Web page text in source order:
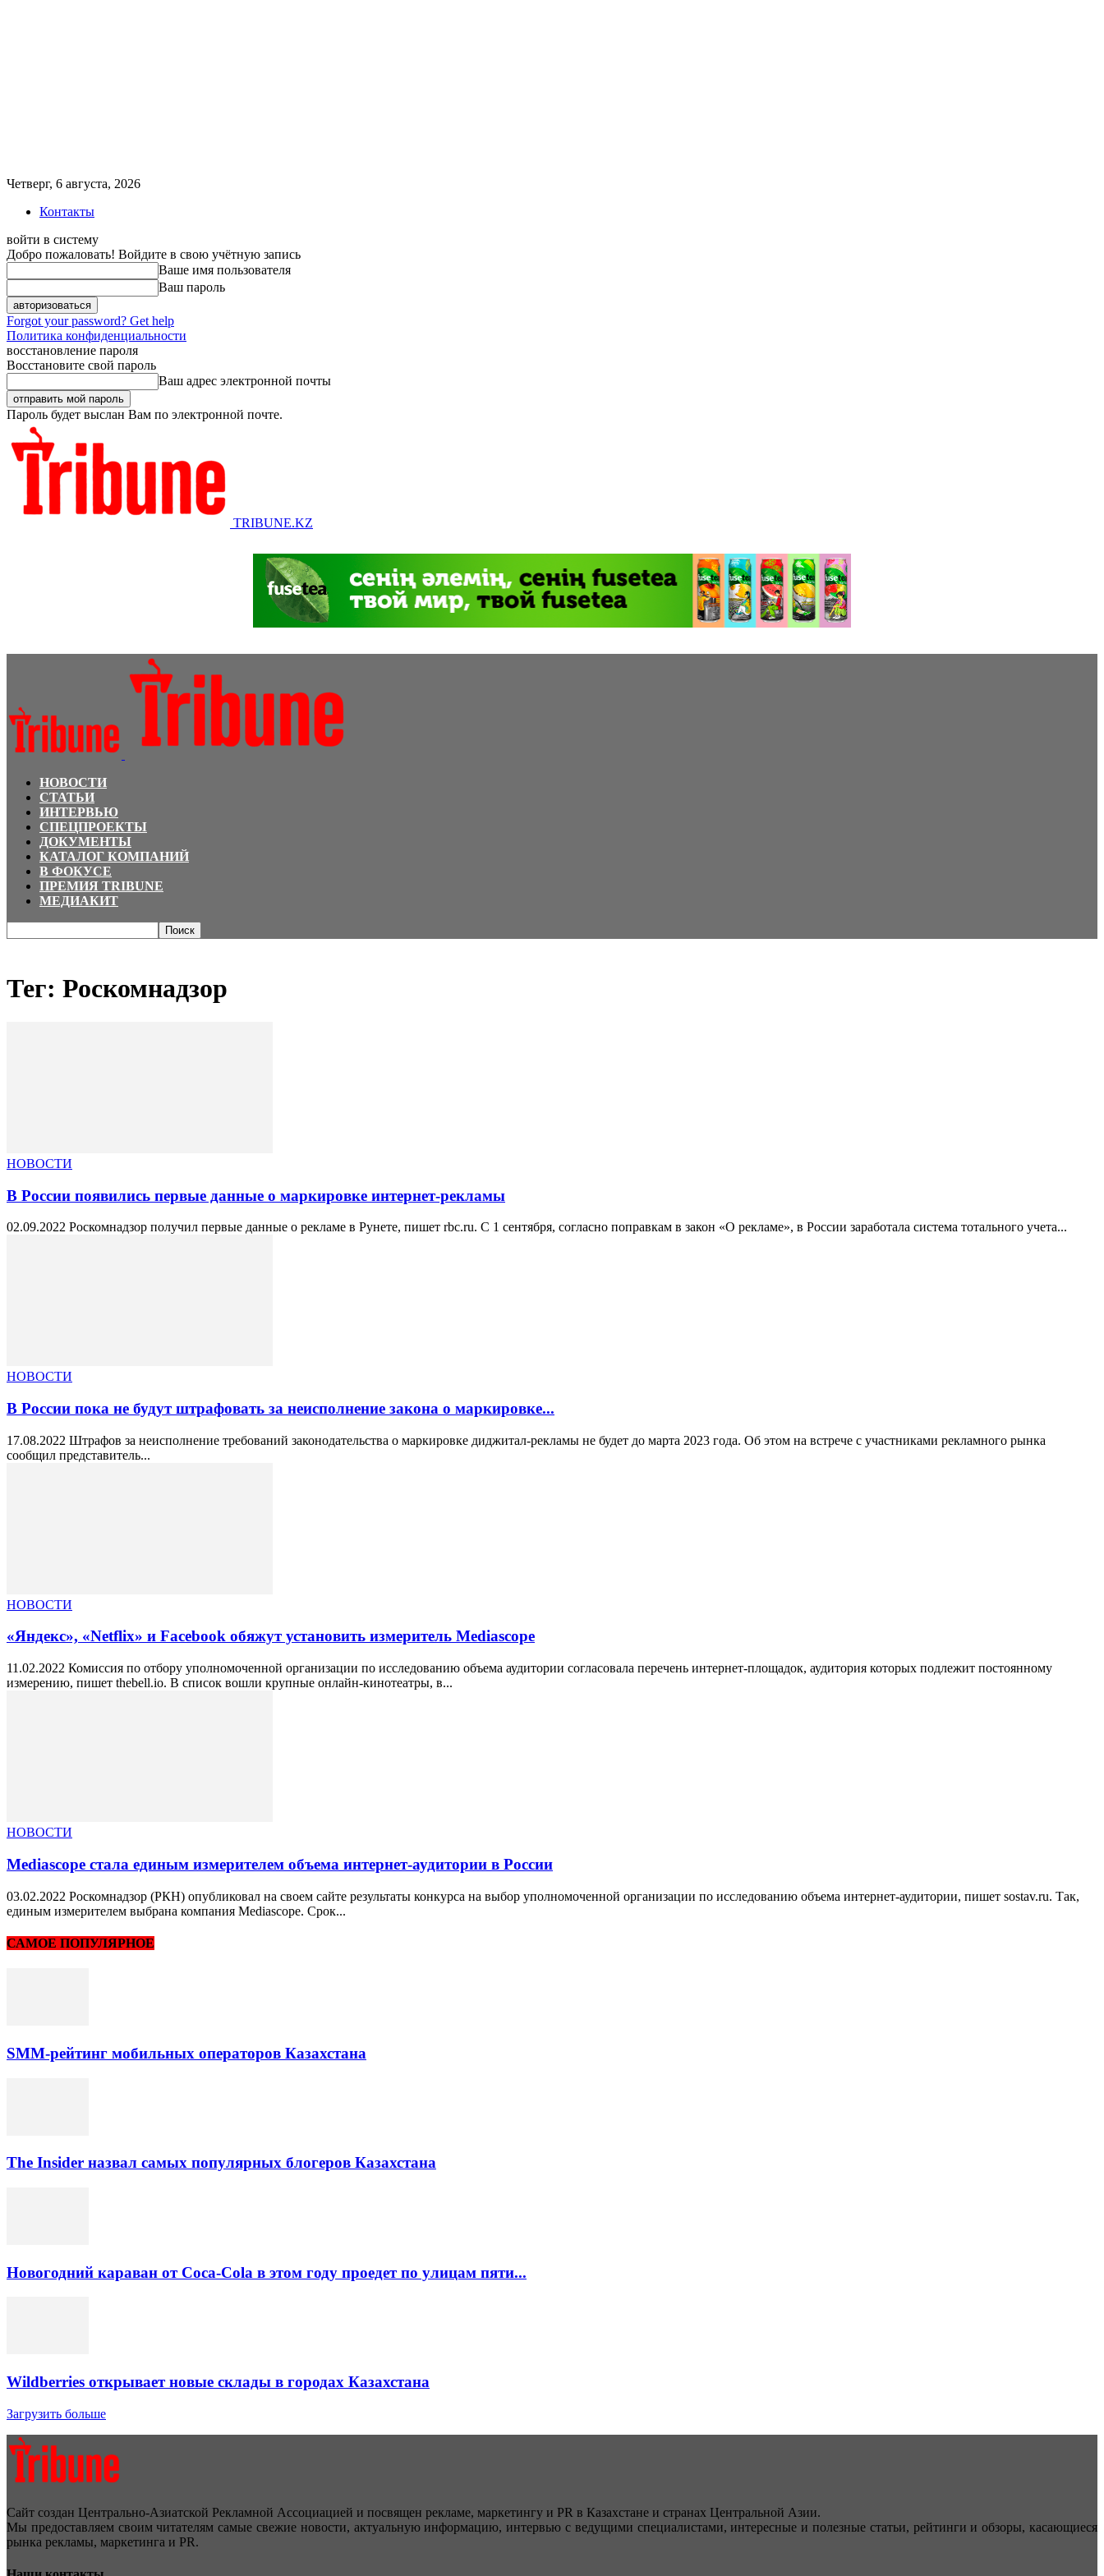
Четверг, 6 августа, 2026
Контакты
войти в систему
Добро пожаловать! Войдите в свою учётную запись
Ваше имя пользователя
Ваш пароль
Forgot your password? Get help
Политика конфиденциальности
восстановление пароля
Восстановите свой пароль
Ваш адрес электронной почты
Пароль будет выслан Вам по электронной почте.
TRIBUNE.KZ
НОВОСТИ
СТАТЬИ
ИНТЕРВЬЮ
СПЕЦПРОЕКТЫ
ДОКУМЕНТЫ
КАТАЛОГ КОМПАНИЙ
В ФОКУСЕ
ПРЕМИЯ TRIBUNE
МЕДИАКИТ
Тег: Роскомнадзор
НОВОСТИ
В России появились первые данные о маркировке интернет-рекламы
02.09.2022 Роскомнадзор получил первые данные о рекламе в Рунете, пишет rbc.ru. С 1 сентября, согласно поправкам в закон «О рекламе», в России заработала система тотального учета...
НОВОСТИ
В России пока не будут штрафовать за неисполнение закона о маркировке...
17.08.2022 Штрафов за неисполнение требований законодательства о маркировке диджитал-рекламы не будет до марта 2023 года. Об этом на встрече с участниками рекламного рынка
сообщил представитель...
НОВОСТИ
«Яндекс», «Netflix» и Facebook обяжут установить измеритель Mediascope
11.02.2022 Комиссия по отбору уполномоченной организации по исследованию объема аудитории согласовала перечень интернет-площадок, аудитория которых подлежит постоянному
измерению, пишет thebell.io. В список вошли крупные онлайн-кинотеатры, в...
НОВОСТИ
Mediascope стала единым измерителем объема интернет-аудитории в России
03.02.2022 Роскомнадзор (РКН) опубликовал на своем сайте результаты конкурса на выбор уполномоченной организации по исследованию объема интернет-аудитории, пишет sostav.ru. Так,
единым измерителем выбрана компания Mediascope. Срок...
САМОЕ ПОПУЛЯРНОЕ
SMM-рейтинг мобильных операторов Казахстана
The Insider назвал самых популярных блогеров Казахстана
Новогодний караван от Coca-Cola в этом году проедет по улицам пяти...
Wildberries открывает новые склады в городах Казахстана
Загрузить больше
Сайт создан Центрально-Азиатской Рекламной Ассоциацией и посвящен рекламе, маркетингу и PR в Казахстане и странах Центральной Азии.
Мы предоставляем своим читателям самые свежие новости, актуальную информацию, интервью с ведущими специалистами, интересные и полезные статьи, рейтинги и обзоры, касающиеся
рынка рекламы, маркетинга и PR.